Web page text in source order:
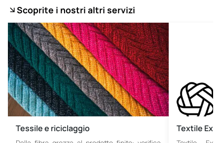
Scoprite i nostri altri servizi
Tessile e riciclaggio Textile